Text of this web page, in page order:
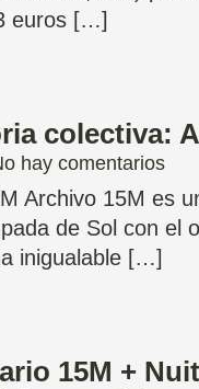
euros […]
colectiva:
hay comentarios
Archivo 15M es
de Sol con el
inigualable […]
15M +